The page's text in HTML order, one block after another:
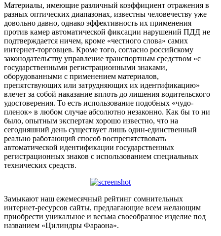
Материалы, имеющие различный коэффициент отражения в
разных оптических диапазонах, известны человечеству уже
довольно давно, однако эффективность их применения
против камер автоматической фиксации нарушений ПДД не
подтверждается ничем, кроме «честного слова» самих
интернет-торговцев. Кроме того, согласно российскому
законодательству управление транспортным средством «с
государственными регистрационными знаками,
оборудованными с применением материалов,
препятствующих или затрудняющих их идентификацию»
влечет за собой наказание вплоть до лишения водительского
удостоверения. То есть использование подобных «чудо-
пленок» в любом случае абсолютно незаконно. Как бы то ни
было, опытным экспертам хорошо известно, что на
сегодняшний день существует лишь один-единственный
реально работающий способ воспрепятствовать
автоматической идентификации государственных
регистрационных знаков с использованием специальных
технических средств.
Замыкают наш ежемесячный рейтинг сомнительных
интернет-ресурсов сайты, предлагающие всем желающим
приобрести уникальное и весьма своеобразное изделие под
названием «Цилиндры Фараона».